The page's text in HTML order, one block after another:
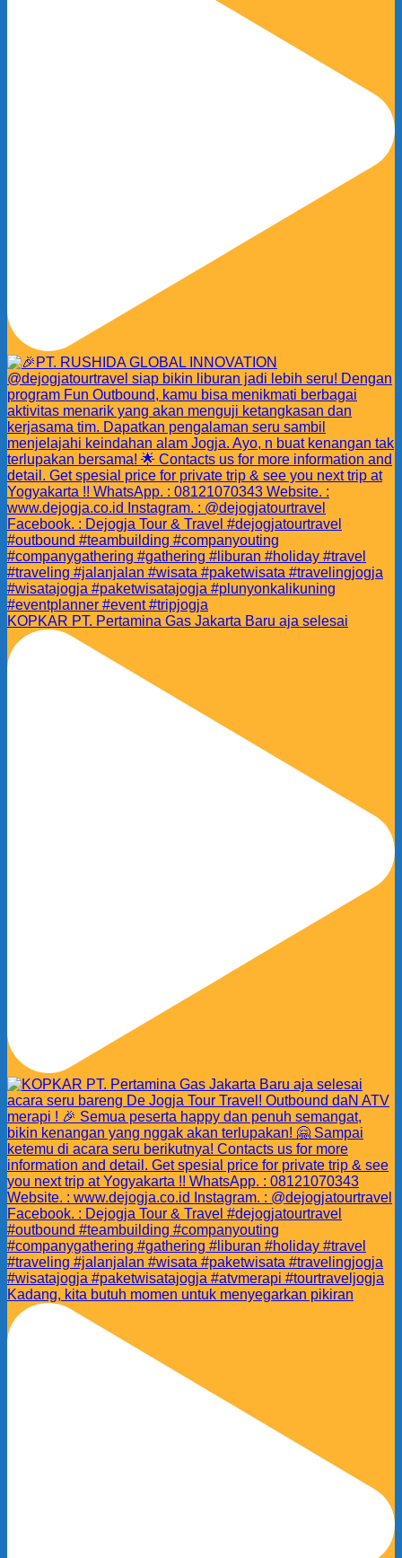
KOPKAR PT. Pertamina Gas Jakarta Baru aja selesai
Kadang, kita butuh momen untuk menyegarkan pikiran